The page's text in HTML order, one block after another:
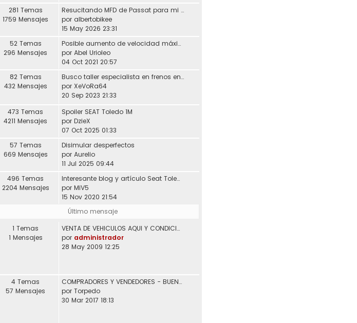
281 Temas
1759 Mensajes
Resucitando MFD de Passat para mi Toledo + Petición ayuda idioma (CD DX)
por albertobikee
15 May 2026 23:31
52 Temas
296 Mensajes
Posible aumento de velocidad máxima en autovías
por Abel Urioleo
04 Oct 2021 20:57
82 Temas
432 Mensajes
Busco taller especialista en frenos en Madrid
por XeVoRa64
20 Sep 2023 21:33
473 Temas
4211 Mensajes
Spoiler SEAT Toledo 1M
por DzieX
07 Oct 2025 01:33
57 Temas
669 Mensajes
Disimular desperfectos
por Aurelio
11 Jul 2025 09:44
496 Temas
2204 Mensajes
Interesante blog y artículo Seat Toledo 1L
por MiV5
15 Nov 2020 21:54
Último mensaje
1 Temas
1 Mensajes
VENTA DE VEHICULOS AQUI Y CONDICIONES DE USO.
por administrador
28 May 2009 12:25
4 Temas
57 Mensajes
COMPRADORES Y VENDEDORES - BUENOS Y MALOS
por Torpedo
30 Mar 2017 18:13